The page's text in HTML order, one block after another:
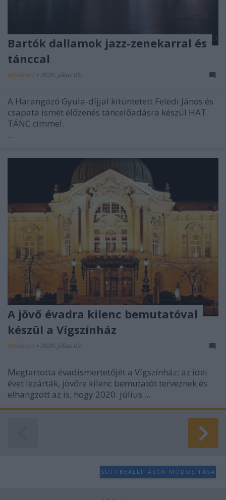
Bartók dallamok jazz-zenekarral és
tánccal
mtothorsi • 2020. július 06.
A Harangozó Gyula-díjjal kitüntetett Feledi János és
csapata ismét élőzenés táncelőadásra készül HAT
TÁNC címmel.
...
A jövő évadra kilenc bemutatóval
készül a Vígszínház
mtothorsi • 2020. július 03.
Megtartotta évadismertetőjét a Vígszínház; az idei
évet lezárták, jövőre kilenc bemutatót terveznek és
elhangzott az is, hogy 2020. július ...
SÜTI BEÁLLÍTÁSOK MÓDOSÍTÁSA